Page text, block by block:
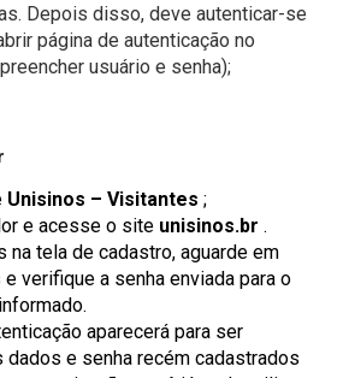
Depois disso, deve autenticar-se
página de autenticação no
usuário e senha);
Unisinos – Visitantes ;
e acesse o site unisinos.br .
na tela de cadastro, aguarde em
verifique a senha enviada para o
aparecerá para ser
dados e senha recém cadastrados